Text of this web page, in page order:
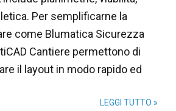
Per semplificarne la
come Blumatica Sicurezza
Cantiere permettono di
il layout in modo rapido ed
LEGGI TUTTO »